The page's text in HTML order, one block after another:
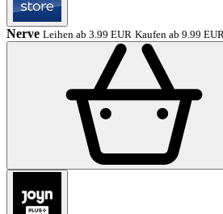
Nerve Leihen ab 3.99 EUR Kaufen ab 9.99 EUR